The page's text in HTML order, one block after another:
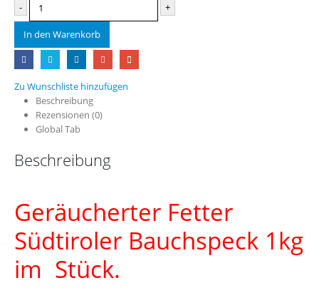
-
+
In den Warenkorb
Zu Wunschliste hinzufügen
Beschreibung
Rezensionen (0)
Global Tab
Beschreibung
Geräucherter Fetter
Südtiroler Bauchspeck 1kg
im Stück.